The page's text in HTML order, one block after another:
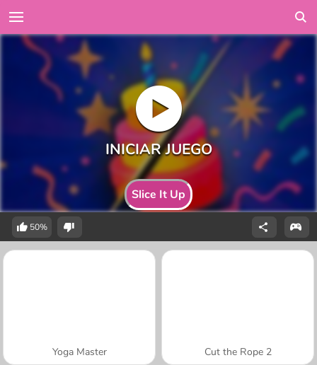
Slice It Up
50%
Yoga Master Cut the Rope 2